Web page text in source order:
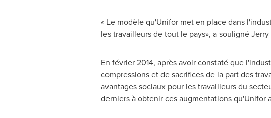
« Le modèle qu'Unifor met en place dans
les travailleurs de tout le pays», a soulignéJerry
En février 2014, après avoir constaté que
compressions et de sacrifices de la part des
avantages sociaux pour les travailleurs du
derniers à obtenir ces augmentations qu'Unifor